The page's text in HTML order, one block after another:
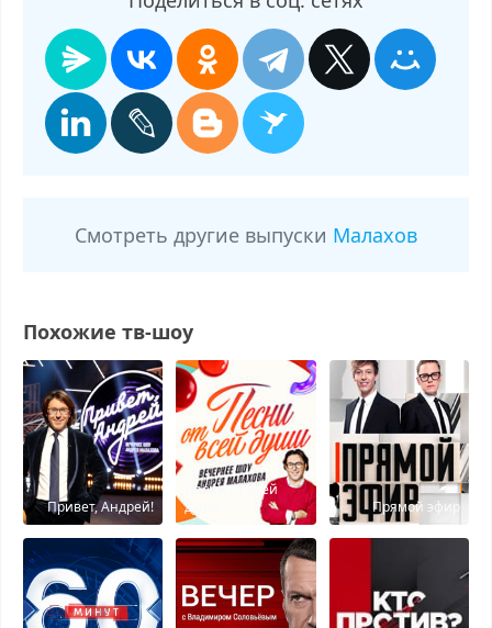
Смотреть другие выпуски Малахов
Похожие тв-шоу
Привет, Андрей!
Песни от всей
души
Прямой эфир